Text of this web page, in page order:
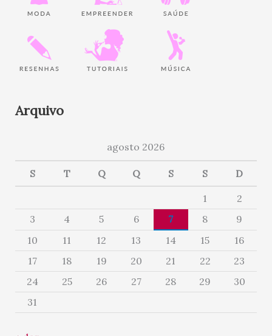
Arquivo
agosto 2026
S T Q Q S S D
1
2
3
4 5 6 7 8
9
10
11 12 13 14 15
16
17
18 19 20 21 22
23
24
25 26 27 28 29
30
31